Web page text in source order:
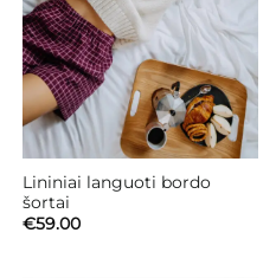
Lininiai languoti bordo
šortai
€59.00